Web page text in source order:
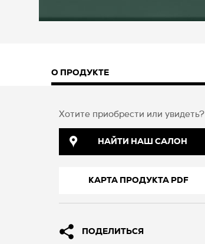
О ПРОДУКТЕ
Хотите приобрести или увидеть?
НАЙТИ НАШ САЛОН
КАРТА ПРОДУКТА PDF
ПОДЕЛИТЬСЯ